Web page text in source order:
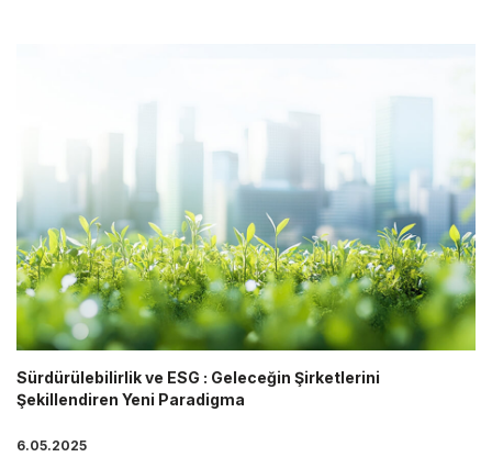
Sürdürülebilirlik ve ESG : Geleceğin Şirketlerini
Şekillendiren Yeni Paradigma
6.05.2025